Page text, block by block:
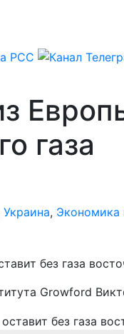
газа
Украина, Экономика
без газа
Growford